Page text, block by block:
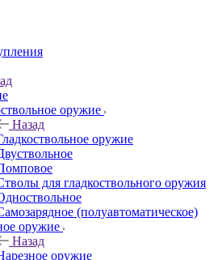
оружие
Назад
оружие
для гладкоствольного оружия
(полуавтоматическое)
оружие
Назад
оружие